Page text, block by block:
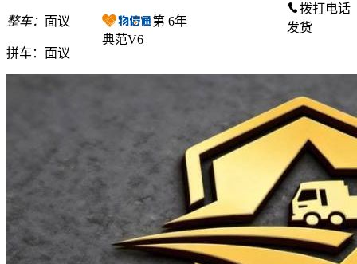
整车： 面议
拼车： 面议
第 6年
典范V6
拨打电话
发货